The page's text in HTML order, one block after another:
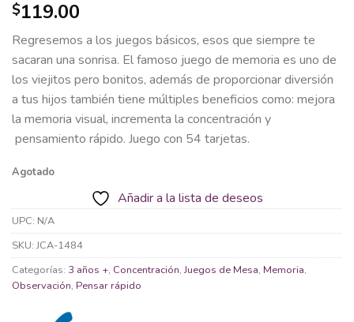
$119.00
Regresemos a los juegos básicos, esos que siempre te
sacaran una sonrisa. El famoso juego de memoria es uno de
los viejitos pero bonitos, además de proporcionar diversión
a tus hijos también tiene múltiples beneficios como: mejora
la memoria visual, incrementa la concentración y
pensamiento rápido. Juego con 54 tarjetas.
Agotado
Añadir a la lista de deseos
UPC: N/A
SKU: JCA-1484
Categorías: 3 años +, Concentración,Juegos de Mesa, Memoria,
Observación, Pensar rápido